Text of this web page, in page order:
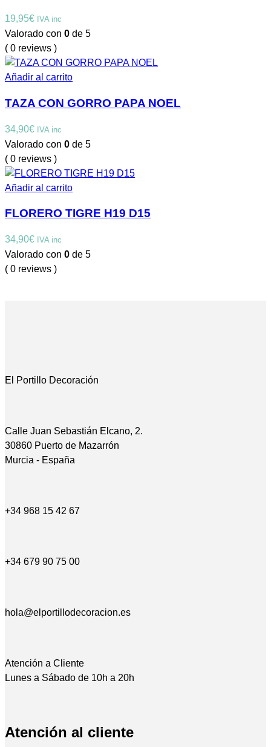
19,95€ IVA inc
Valorado con 0 de 5
( 0 reviews )
Añadir al carrito
TAZA CON GORRO PAPA NOEL
34,90€ IVA inc
Valorado con 0 de 5
( 0 reviews )
Añadir al carrito
FLORERO TIGRE H19 D15
34,90€ IVA inc
Valorado con 0 de 5
( 0 reviews )
El Portillo Decoración
Calle Juan Sebastián Elcano, 2.
30860 Puerto de Mazarrón
Murcia - España
+34 968 15 42 67
+34 679 90 75 00
hola@elportillodecoracion.es
Atención a Cliente
Lunes a Sábado de 10h a 20h
Atención al cliente